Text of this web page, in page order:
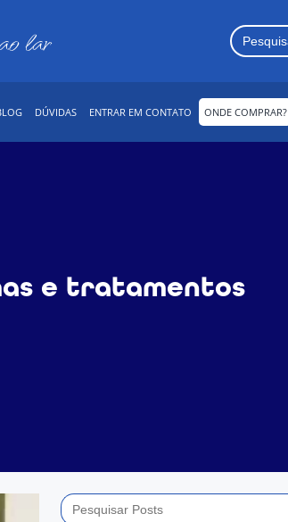
lar Search
for:
DÚVIDAS ENTRAR EM CONTATO ONDE COMPRAR?
e tratamentos
Search
for: